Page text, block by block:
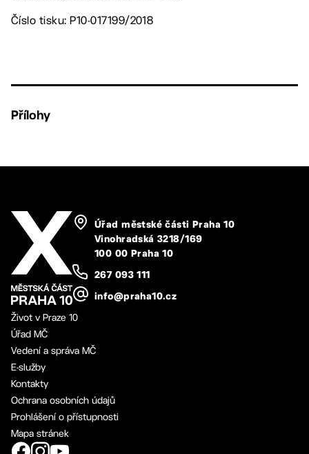
Číslo tisku: P10-017199/2018
Přílohy
Úřad městské části Praha 10
Vinohradská 3218/169
100 00 Praha 10
267 093 111
info@praha10.cz
Život v Praze 10
Úřad MČ
Vedení a správa MČ
E-služby
Kontakty
Ochrana osobních údajů
Prohlášení o přístupnosti
Mapa stránek